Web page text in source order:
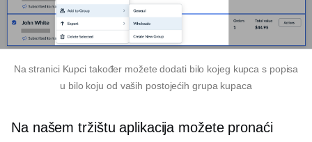
Na stranici Kupci također možete dodati bilo kojeg kupca s popisa
u bilo koju od vaših postojećih grupa kupaca
Na našem tržištu aplikacija možete pronaći